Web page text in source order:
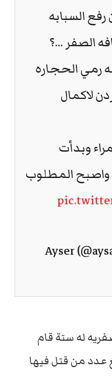
السبابه
الصفر …؟
لاكمال
وبدأت
واصبح المطلوب
له ستة قام
عدد من قتل فيها